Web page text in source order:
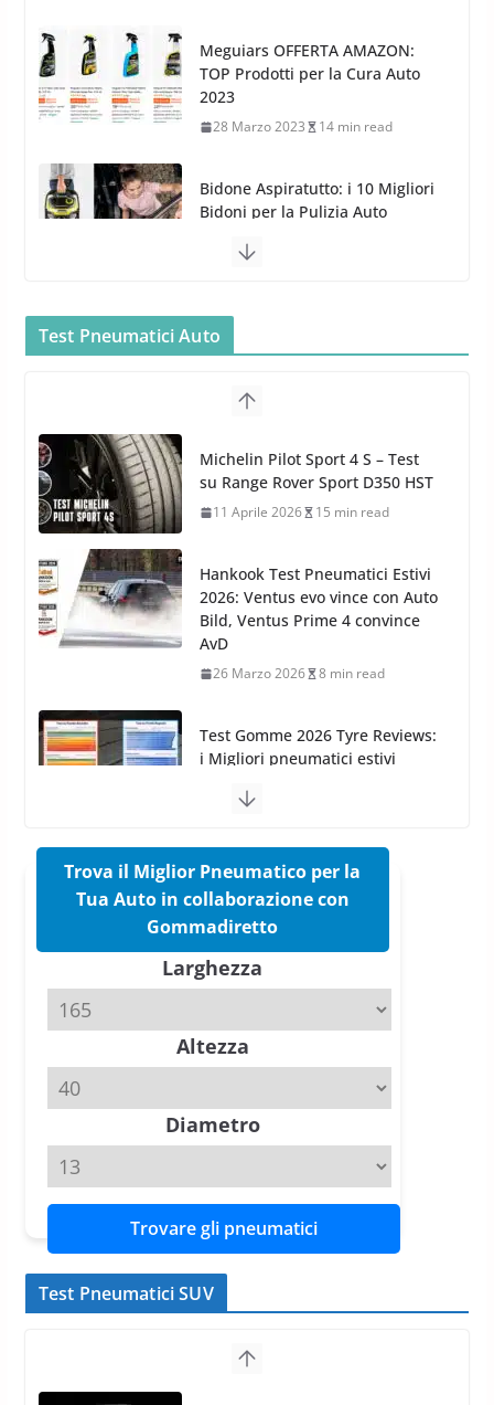
Bidone Aspiratutto: i 10 Migliori
Bidoni per la Pulizia Auto
6 Maggio 2022
Gun per la tua Idropulitrice?
5 Maggio 2022 2 min read
Car Care
26 Marzo 2025 2 min read
Azoto
26 Marzo 2025 2 min read
Test Pneumatici Auto
Hankook Test Pneumatici Estivi
2026: Ventus evo vince con Auto
Bild, Ventus Prime 4 convince
Test Gomme 2026 Tyre Reviews:
i Migliori pneumatici estivi
sportivi a confronto
Pirelli Cinturato 2026: due
confermano il salto tecnico del
Pirelli P Zero Trofeo RS: per
Tyre Reviews è la gomma semi-
slick da battere
Michelin Pilot Sport 4 S – Test
su Range Rover Sport D350 HST
11 Aprile 2026 15 min read
Trova il Miglior Pneumatico per la
Tua Auto in collaborazione con
Gommadiretto
Larghezza
Altezza
Diametro
Trovare gli pneumatici
Test Pneumatici SUV